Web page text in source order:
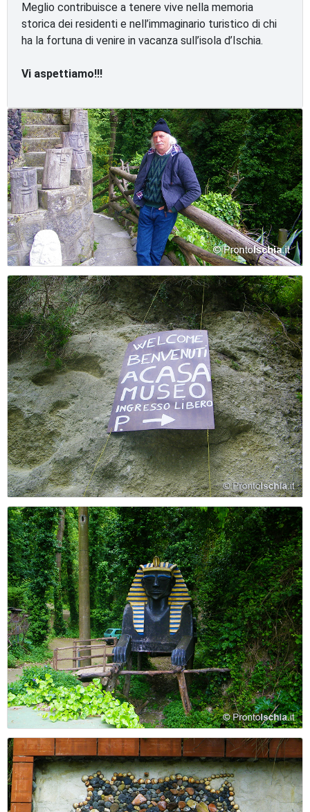
Meglio contribuisce a tenere vive nella memoria
storica dei residenti e nell’immaginario turistico di chi
ha la fortuna di venire in vacanza sull’isola d’Ischia.
Vi aspettiamo!!!